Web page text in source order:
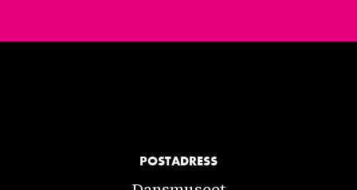
POSTADRESS